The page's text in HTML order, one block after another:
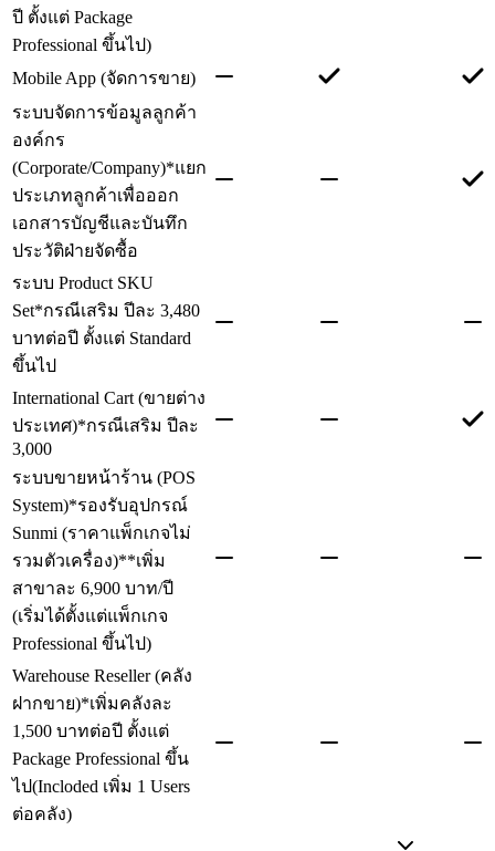
ปี ตั้งแต่ Package
Professional ขึ้นไป)
Mobile App (จัดการขาย)
ระบบจัดการข้อมูลลูกค้า
องค์กร
(Corporate/Company)*แยก
ประเภทลูกค้าเพื่อออก
เอกสารบัญชีและบันทึก
ประวัติฝ่ายจัดซื้อ
ระบบ Product SKU
Set*กรณีเสริม ปีละ 3,480
บาทต่อปี ตั้งแต่ Standard
ขึ้นไป
International Cart (ขายต่าง
ประเทศ)*กรณีเสริม ปีละ
3,000
ระบบขายหน้าร้าน (POS
System)*รองรับอุปกรณ์
Sunmi (ราคาแพ็กเกจไม่
รวมตัวเครื่อง)**เพิ่ม
สาขาละ 6,900 บาท/ปี
(เริ่มได้ตั้งแต่แพ็กเกจ
Professional ขึ้นไป)
Warehouse Reseller (คลัง
ฝากขาย)*เพิ่มคลังละ
1,500 บาทต่อปี ตั้งแต่
Package Professional ขึ้น
ไป(Incloded เพิ่ม 1 Users
ต่อคลัง)